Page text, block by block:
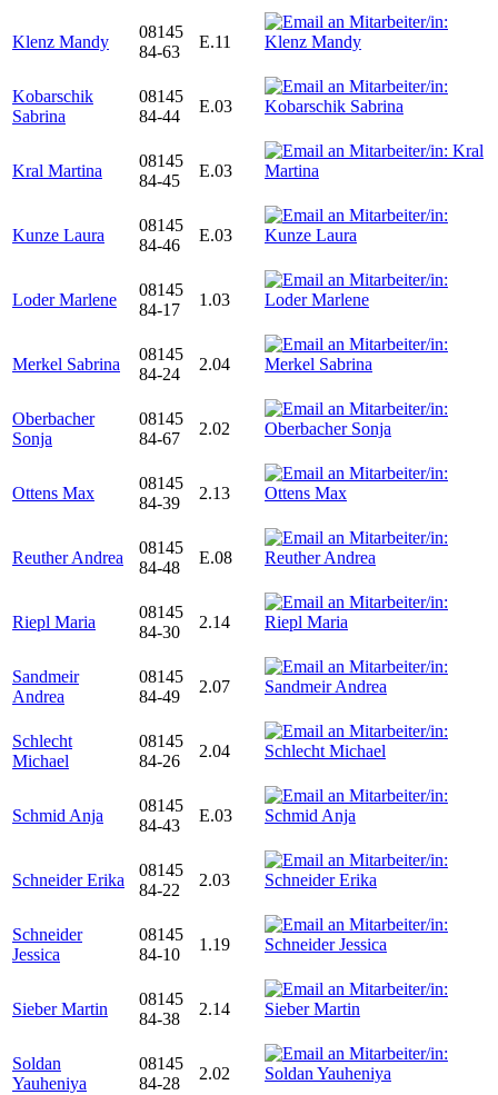
Klenz Mandy
08145
84-63
E.11
Kobarschik
Sabrina
08145
84-44
E.03
Kral Martina
08145
84-45
E.03
Kunze Laura
08145
84-46
E.03
Loder Marlene
08145
84-17
1.03
Merkel Sabrina
08145
84-24
2.04
Oberbacher
Sonja
08145
84-67
2.02
Ottens Max
08145
84-39
2.13
Reuther Andrea
08145
84-48
E.08
Riepl Maria
08145
84-30
2.14
Sandmeir
Andrea
08145
84-49
2.07
Schlecht
Michael
08145
84-26
2.04
Schmid Anja
08145
84-43
E.03
Schneider Erika
08145
84-22
2.03
Schneider
Jessica
08145
84-10
1.19
Sieber Martin
08145
84-38
2.14
Soldan
Yauheniya
08145
84-28
2.02